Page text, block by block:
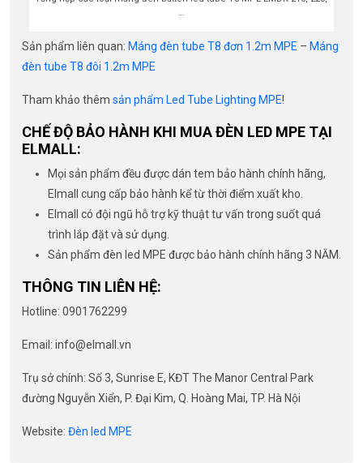
Sản phẩm liên quan: Máng đèn tube T8 đơn 1.2m MPE – Máng
đèn tube T8 đôi 1.2m MPE
Tham khảo thêm sản phẩm Led Tube Lighting MPE!
CHẾ ĐỘ BẢO HÀNH KHI MUA ĐÈN LED MPE TẠI
ELMALL:
Mọi sản phẩm đều được dán tem bảo hành chính hãng,
Elmall cung cấp bảo hành kể từ thời điểm xuất kho.
Elmall có đội ngũ hỗ trợ kỹ thuật tư vấn trong suốt quá
trình lắp đặt và sử dụng.
Sản phẩm đèn led MPE được bảo hành chính hãng 3 NĂM.
THÔNG TIN LIÊN HỆ:
Hotline: 0901762299
Email: info@elmall.vn
Trụ sở chính: Số 3, Sunrise E, KĐT The Manor Central Park
đường Nguyễn Xiển, P. Đại Kim, Q. Hoàng Mai, TP. Hà Nội
Website: Đèn led MPE